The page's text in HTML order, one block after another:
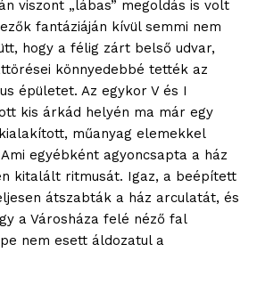
viszont „lábas” megoldás is volt
fantáziáján kívül semmi nem
hogy a félig zárt belső udvar,
könnyedebbé tették az
épületet. Az egykor V és I
kis árkád helyén ma már egy
műanyag elemekkel
egyébként agyoncsapta a ház
kitalált ritmusát. Igaz, a beépített
átszabták a ház arculatát, és
a Városháza felé néző fal
nem esett áldozatul a